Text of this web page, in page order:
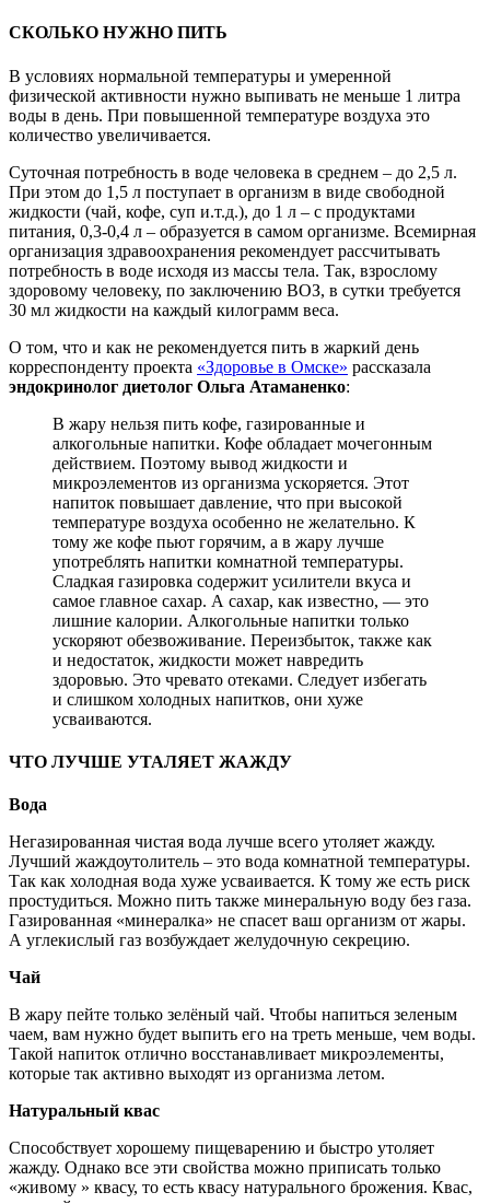
СКОЛЬКО НУЖНО ПИТЬ
В условиях нормальной температуры и умеренной
физической активности нужно выпивать не меньше 1 литра
воды в день. При повышенной температуре воздуха это
количество увеличивается.
Суточная потребность в воде человека в среднем – до 2,5 л.
При этом до 1,5 л поступает в организм в виде свободной
жидкости (чай, кофе, суп и.т.д.), до 1 л – с продуктами
питания, 0,3-0,4 л – образуется в самом организме. Всемирная
организация здравоохранения рекомендует рассчитывать
потребность в воде исходя из массы тела. Так, взрослому
здоровому человеку, по заключению ВОЗ, в сутки требуется
30 мл жидкости на каждый килограмм веса.
О том, что и как не рекомендуется пить в жаркий день
корреспонденту проекта «Здоровье в Омске» рассказала
эндокринолог диетолог Ольга Атаманенко:
В жару нельзя пить кофе, газированные и
алкогольные напитки. Кофе обладает мочегонным
действием. Поэтому вывод жидкости и
микроэлементов из организма ускоряется. Этот
напиток повышает давление, что при высокой
температуре воздуха особенно не желательно. К
тому же кофе пьют горячим, а в жару лучше
употреблять напитки комнатной температуры.
Сладкая газировка содержит усилители вкуса и
самое главное сахар. А сахар, как известно, — это
лишние калории. Алкогольные напитки только
ускоряют обезвоживание. Переизбыток, также как
и недостаток, жидкости может навредить
здоровью. Это чревато отеками. Следует избегать
и слишком холодных напитков, они хуже
усваиваются.
ЧТО ЛУЧШЕ УТАЛЯЕТ ЖАЖДУ
Вода
Негазированная чистая вода лучше всего утоляет жажду.
Лучший жаждоутолитель – это вода комнатной температуры.
Так как холодная вода хуже усваивается. К тому же есть риск
простудиться. Можно пить также минеральную воду без газа.
Газированная «минералка» не спасет ваш организм от жары.
А углекислый газ возбуждает желудочную секрецию.
Чай
В жару пейте только зелёный чай. Чтобы напиться зеленым
чаем, вам нужно будет выпить его на треть меньше, чем воды.
Такой напиток отлично восстанавливает микроэлементы,
которые так активно выходят из организма летом.
Натуральный квас
Способствует хорошему пищеварению и быстро утоляет
жажду. Однако все эти свойства можно приписать только
«живому » квасу, то есть квасу натурального брожения. Квас,